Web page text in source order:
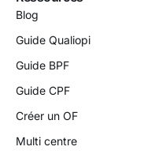
Blog
Guide Qualiopi
Guide BPF
Guide CPF
Créer un OF
Multi centre